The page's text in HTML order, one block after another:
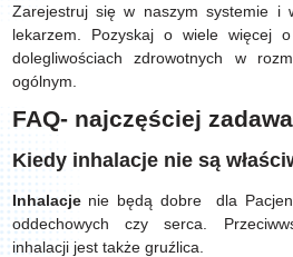
Zarejestruj się w naszym systemie i
lekarzem. Pozyskaj o wiele więcej o
dolegliwościach zdrowotnych w
ogólnym.
FAQ- najczęściej
Kiedy inhalacje nie są
Inhalacjenie będą dobre dla
oddechowych czy serca.
inhalacji jest także gruźlica.